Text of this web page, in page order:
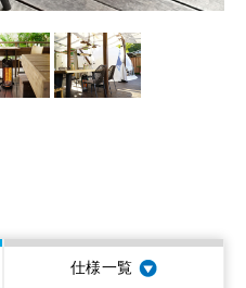
仕様一覧